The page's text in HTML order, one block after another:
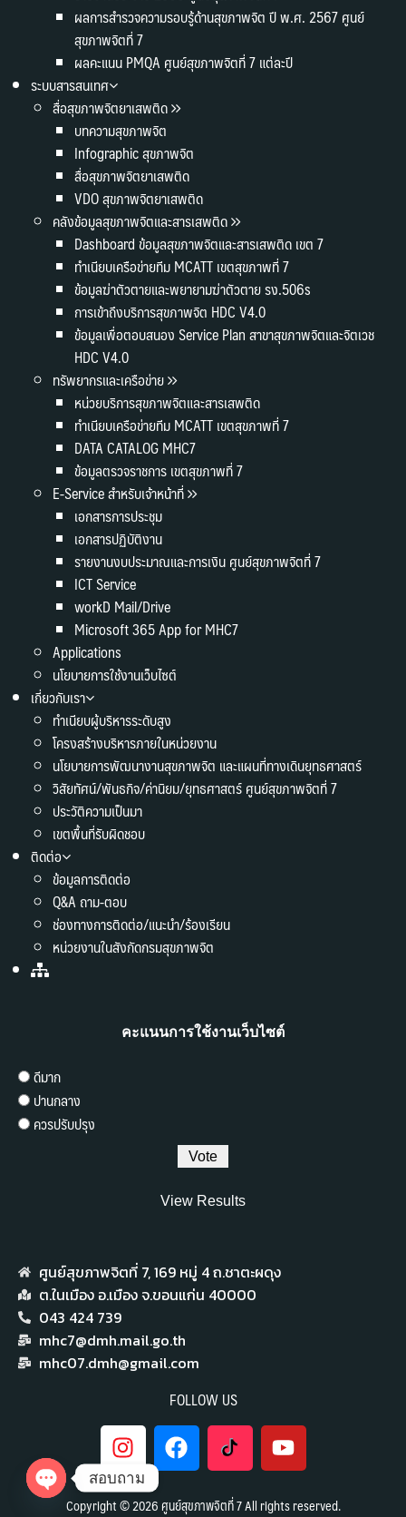
ผลการสำรวจความรอบรู้ด้านสุขภาพจิต ปี พ.ศ. 2567 ศูนย์
สุขภาพจิตที่ 7
ผลคะแนน PMQA ศูนย์สุขภาพจิตที่ 7 แต่ละปี
ระบบสารสนเทศ
สื่อสุขภาพจิตยาเสพติด
บทความสุขภาพจิต
Infographic สุขภาพจิต
สื่อสุขภาพจิตยาเสพติด
VDO สุขภาพจิตยาเสพติด
คลังข้อมูลสุขภาพจิตและสารเสพติด
Dashboard ข้อมูลสุขภาพจิตและสารเสพติด เขต 7
ทำเนียบเครือข่ายทีม MCATT เขตสุขภาพที่ 7
ข้อมูลฆ่าตัวตายและพยายามฆ่าตัวตาย รง.506s
การเข้าถึงบริการสุขภาพจิต HDC V4.0
ข้อมูลเพื่อตอบสนอง Service Plan สาขาสุขภาพจิตและจิตเวช
HDC V4.0
ทรัพยากรและเครือข่าย
หน่วยบริการสุขภาพจิตและสารเสพติด
ทำเนียบเครือข่ายทีม MCATT เขตสุขภาพที่ 7
DATA CATALOG MHC7
ข้อมูลตรวจราชการ เขตสุขภาพที่ 7
E-Service สำหรับเจ้าหน้าที่
เอกสารการประชุม
เอกสารปฏิบัติงาน
รายงานงบประมาณและการเงิน ศูนย์สุขภาพจิตที่ 7
ICT Service
workD Mail/Drive
Microsoft 365 App for MHC7
Applications
นโยบายการใช้งานเว็บไซต์
เกี่ยวกับเรา
ทำเนียบผู้บริหารระดับสูง
โครงสร้างบริหารภายในหน่วยงาน
นโยบายการพัฒนางานสุขภาพจิต และแผนที่ทางเดินยุทธศาสตร์
วิสัยทัศน์/พันธกิจ/ค่านิยม/ยุทธศาสตร์ ศูนย์สุขภาพจิตที่ 7
ประวัติความเป็นมา
เขตพื้นที่รับผิดชอบ
ติดต่อ
ข้อมูลการติดต่อ
Q&A ถาม-ตอบ
ช่องทางการติดต่อ/แนะนำ/ร้องเรียน
หน่วยงานในสังกัดกรมสุขภาพจิต
คะแนนการใช้งานเว็บไซต์
ดีมาก
ปานกลาง
ควรปรับปรุง
View Results
ศูนย์สุขภาพจิตที่ 7,​ 169 หมู่ 4 ถ.ชาตะผดุง
ต.ในเมือง อ.เมือง จ.ขอนแก่น 40000
043 424 739
mhc7@dmh.mail.go.th
mhc07.dmh@gmail.com
FOLLOW US
Copyright © 2026 ศูนย์สุขภาพจิตที่ 7 All rights reserved.
สอบถาม
Open chaty